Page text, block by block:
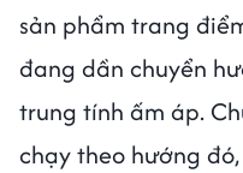
sản phẩm trang
đang dần chuyển
trung tính ấm áp.
chạy theo hướng